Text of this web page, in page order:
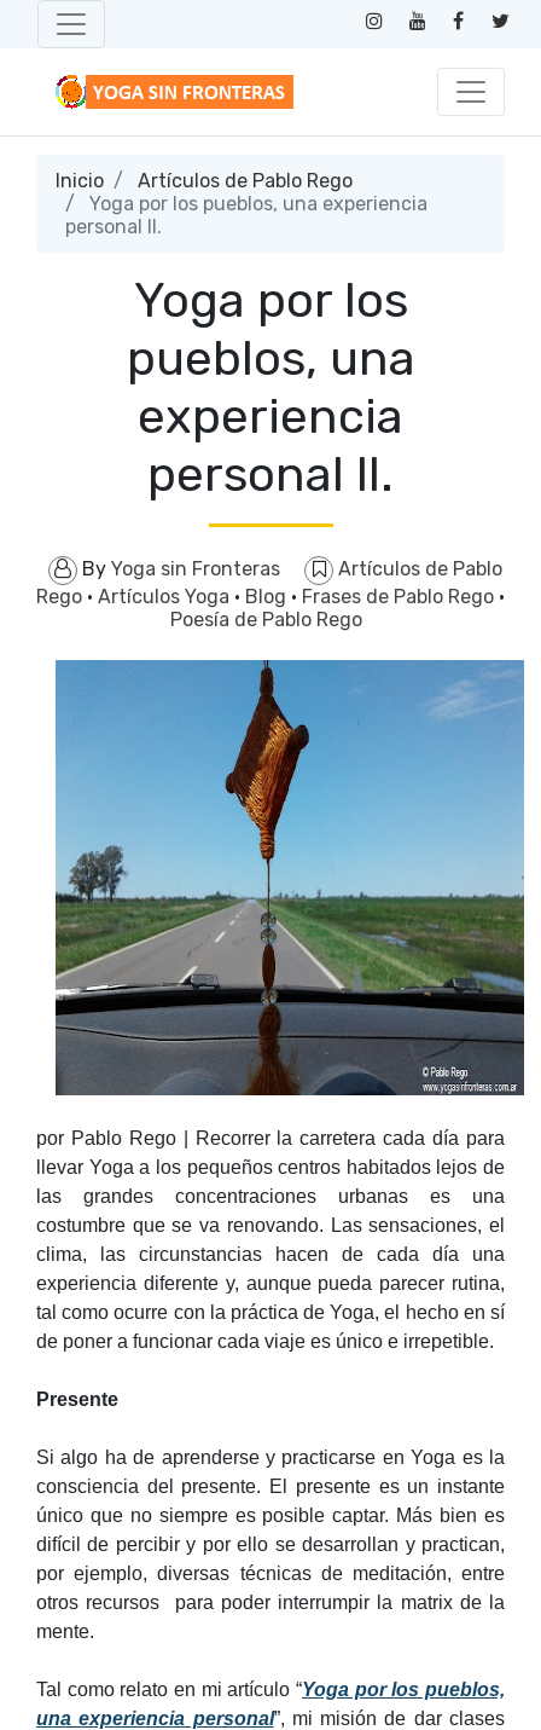
Inicio
Artículos de Pablo Rego
Yoga por los pueblos, una experiencia
personal II.
Yoga por los
pueblos, una
experiencia
personal II.
By Yoga sin Fronteras
Artículos de Pablo
Rego · Artículos Yoga · Blog · Frases de Pablo Rego ·
Poesía de Pablo Rego
por Pablo Rego | Recorrer la carretera cada día para
llevar Yoga a los pequeños centros habitados lejos de
las grandes concentraciones urbanas es una
costumbre que se va renovando. Las sensaciones, el
clima, las circunstancias hacen de cada día una
experiencia diferente y, aunque pueda parecer rutina,
tal como ocurre con la práctica de Yoga, el hecho en sí
de poner a funcionar cada viaje es único e irrepetible.
Presente
Si algo ha de aprenderse y practicarse en Yoga es la
consciencia del presente. El presente es un instante
único que no siempre es posible captar. Más bien es
difícil de percibir y por ello se desarrollan y practican,
por ejemplo, diversas técnicas de meditación, entre
otros recursos para poder interrumpir la matrix de la
mente.
Tal como relato en mi artículo “Yoga por los pueblos,
una experiencia personal”, mi misión de dar clases